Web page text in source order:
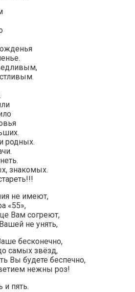
родных.
знакомых.
не имеют,
«55»,
Вам согреют,
не унять,
бесконечно,
самых звёзд,
Вы будете беспечно,
нежны роз!
и пять.